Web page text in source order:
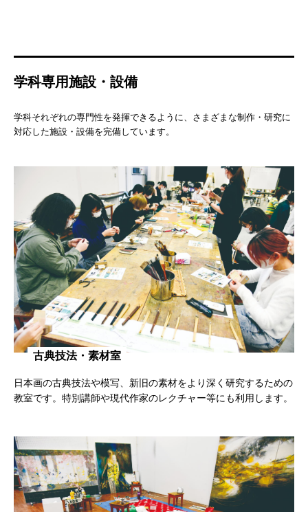
学科専用施設・設備
学科それぞれの専門性を発揮できるように、さまざまな制作・研究に
対応した施設・設備を完備しています。
古典技法・素材室
日本画の古典技法や模写、新旧の素材をより深く研究するための
教室です。特別講師や現代作家のレクチャー等にも利用します。